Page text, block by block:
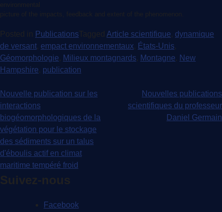
environmental
picture of the impacts, feedback and extent of the phenomenon.
Posted in PublicationsTagged Article scientifique, dynamique
de versant, empact environnementaux, États-Unis,
Géomorphologie, Milieux montagnards, Montagne, New
Hampshire, publication
Navigation
de
l'article
Nouvelle publication sur les
interactions
biogéomorphologiques de la
végétation pour le stockage
des sédiments sur un talus
d'éboulis actif en climat
maritime tempéré froid
Nouvelles publications
scientifiques du professeur
Daniel Germain
Suivez-nous
Facebook